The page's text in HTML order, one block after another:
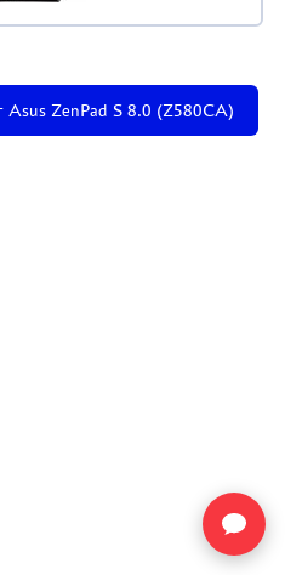
Asus ZenPad S 8.0 (Z580CA)